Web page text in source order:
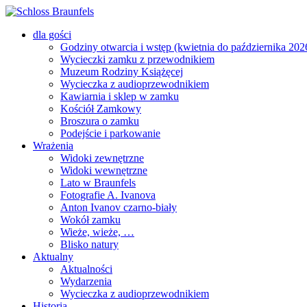
dla gości
Godziny otwarcia i wstęp (kwietnia do października
Wycieczki zamku z przewodnikiem
Muzeum Rodziny Książęcej
Wycieczka z audioprzewodnikiem
Kawiarnia i sklep w zamku
Kościół Zamkowy
Broszura o zamku
Podejście i parkowanie
Wrażenia
Widoki zewnętrzne
Widoki wewnętrzne
Lato w Braunfels
Fotografie A. Ivanova
Anton Ivanov czarno-biały
Wokół zamku
Wieże, wieże, …
Blisko natury
Aktualny
Aktualności
Wydarzenia
Wycieczka z audioprzewodnikiem